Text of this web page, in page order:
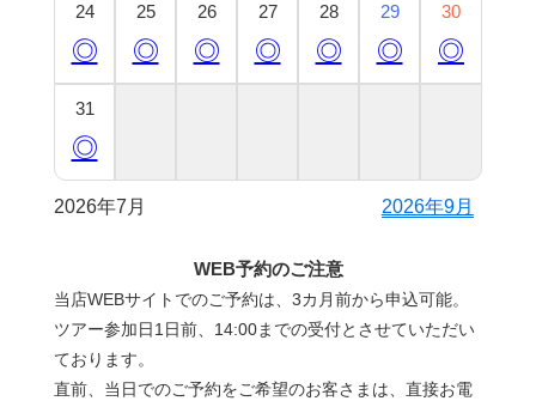
WEB予約のご注意
当店WEBサイトでのご予約は、3カ月前から申込可能。
ツアー参加日1日前、14:00までの受付とさせていただい
ております。
直前、当日でのご予約をご希望のお客さまは、直接お電
24
◎
25
◎
26
◎
27
◎
28
◎
29
◎
30
◎
31
◎
2026年7月 2026年9月